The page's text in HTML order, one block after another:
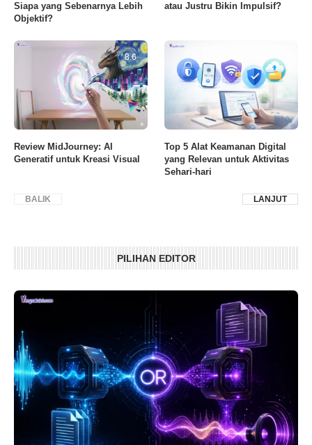
Siapa yang Sebenarnya Lebih
Objektif?
atau Justru Bikin Impulsif?
8.6
Review MidJourney: AI
Generatif untuk Kreasi Visual
Top 5 Alat Keamanan Digital
yang Relevan untuk Aktivitas
Sehari-hari
BALIK LANJUT
PILIHAN EDITOR